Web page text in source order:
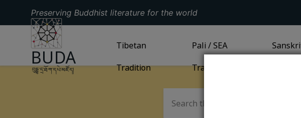
Preserving Buddhist literature for the world
GO TO HOMEPAGE
BUDA
བུདྡྷ་དྲ་ཐོག་དཔེ་མཛོད།
GO TOTIBETAN TRADITIONPAGE
Tibetan
Tradition
GO TOPALI / SEA
Pali / SEA
Tradition
GO TO